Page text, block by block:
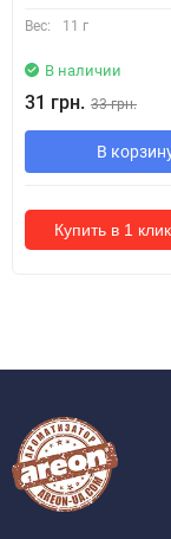
Вес: 11 г
В наличии
31 грн. 33 грн.
В
Купить в 1 клик